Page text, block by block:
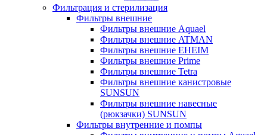
Фильтрация и стерилизация
Фильтры внешние
Фильтры внешние Aquael
Фильтры внешние ATMAN
Фильтры внешние EHEIM
Фильтры внешние Prime
Фильтры внешние Tetra
Фильтры внешние канистровые
SUNSUN
Фильтры внешние навесные
(рюкзачки) SUNSUN
Фильтры внутренние и помпы